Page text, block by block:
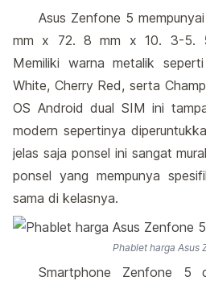
Asus Zenfone 5
mm x 72. 8 mm x 10. 3-5.
Memiliki warna metalik
White, Cherry Red, serta
OS Android dual SIM ini
modern sepertinya
jelas saja ponsel ini sangat
ponsel yang mempunya
sama di kelasnya.
Phablet harga Asus
Smartphone Zenfone 5